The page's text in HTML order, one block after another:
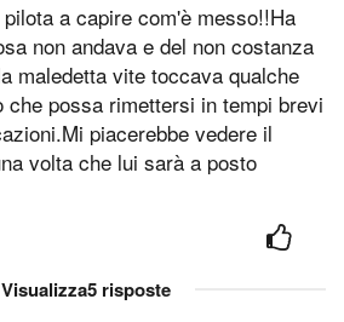
a capire com'è messo!!Ha
non andava e del non costanza
maledetta vite toccava qualche
possa rimettersi in tempi brevi
piacerebbe vedere il
volta che lui sarà a posto
5risposte